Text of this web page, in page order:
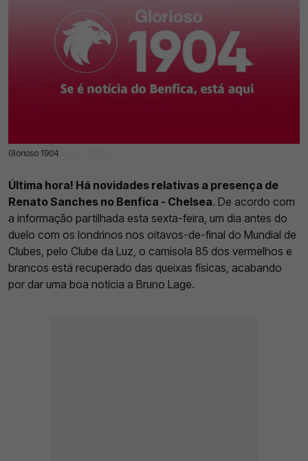
Glorioso 1904
27 Jun 2025 | 18:48 |
Última hora! Há novidades relativas a presença de
Renato Sanches no Benfica - Chelsea. De acordo com
a informação partilhada esta sexta-feira, um dia antes do
duelo com os londrinos nos oitavos-de-final do Mundial de
Clubes, pelo Clube da Luz, o camisola 85 dos vermelhos e
brancos está recuperado das queixas físicas, acabando
por dar uma boa notícia a Bruno Lage.